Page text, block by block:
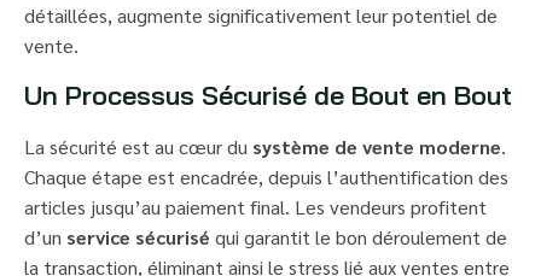
détaillées, augmente significativement leur potentiel de
vente.
Un Processus Sécurisé de Bout en Bout
La sécurité est au cœur du système de vente moderne.
Chaque étape est encadrée, depuis l’authentification des
articles jusqu’au paiement final. Les vendeurs profitent
d’un service sécurisé qui garantit le bon déroulement de
la transaction, éliminant ainsi le stress lié aux ventes entre